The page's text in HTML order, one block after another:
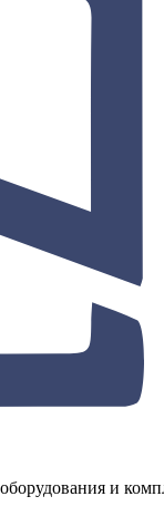
и